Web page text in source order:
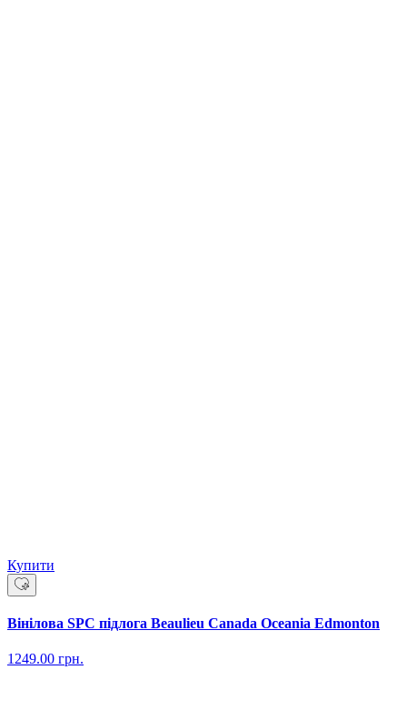
Купити
Вінілова SPC підлога Beaulieu Canada Oceania Edmonton
1249.00 грн.